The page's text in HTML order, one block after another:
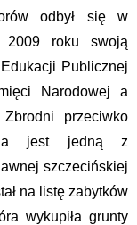
odbył się w
2009 roku swoją
Publicznej
Narodowej a
przeciwko
jest jedną z
szczecińskiej
na listę zabytków
wykupiła grunty